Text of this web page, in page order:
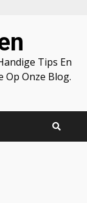
Tips En
Op Onze Blog.